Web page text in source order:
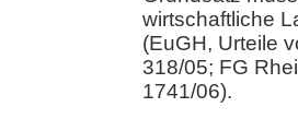
wirtschaftliche
(EuGH, Urteile
318/05; FG
1741/06).